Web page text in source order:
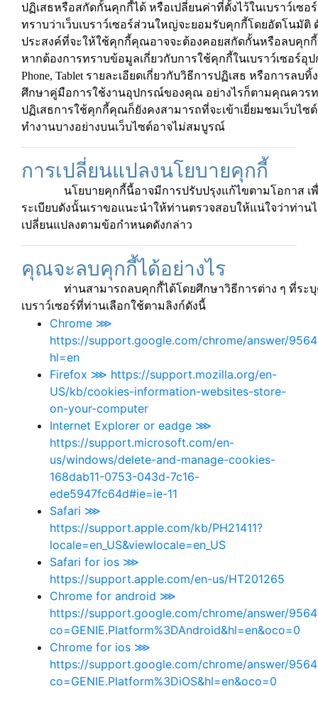
ปฏิเสธหรือสกัดกั้นคุกกี้ได้ หรือเปลี่ยนค่าที่ตั้งไว้ในเบราว์เซ
ทราบว่าเว็บเบราว์เซอร์ส่วนใหญ่จะยอมรับคุกกี้โดยอัตโนมั
ประสงค์ที่จะให้ใช้คุกกี้คุณอาจจะต้องคอยสกัดกั้นหรือลบคุกกี้
หากต้องการทราบข้อมูลเกี่ยวกับการใช้คุกกี้ในเบราว์เซอร์อุป
Phone, Tablet รายละเอียดเกี่ยวกับวิธีการปฏิเสธ หรือการลบ
ศึกษาคู่มือการใช้งานอุปกรณ์ของคุณ อย่างไรก็ตามคุณควร
ปฏิเสธการใช้คุกกี้คุณก็ยังคงสามารถที่จะเข้าเยี่ยมชมเว็บไซ
ทำงานบางอย่างบนเว็บไซต์อาจไม่สมบูรณ์
การเปลี่ยนแปลงนโยบายคุกกี้
นโยบายคุกกี้นี้อาจมีการปรับปรุงแก้ไขตามโอกาส เพื่
ระเบียบดังนั้นเราขอแนะนำให้ท่านตรวจสอบให้แน่ใจว่าท่านไ
เปลี่ยนแปลงตามข้อกำหนดดังกล่าว
คุณจะลบคุกกี้ได้อย่างไร
ท่านสามารถลบคุกกี้ได้โดยศึกษาวิธีการต่าง ๆ ที่ระบุต
เบราว์เซอร์ที่ท่านเลือกใช้ตามลิงก์ดังนี้
Chrome ⋙
https://support.google.com/chrome/answer/
hl=en
Firefox ⋙ https://support.mozilla.org/en-
US/kb/cookies-information-websites-store-
on-your-computer
Internet Explorer or eadge ⋙
https://support.microsoft.com/en-
us/windows/delete-and-manage-cookies-
168dab11-0753-043d-7c16-
ede5947fc64d#ie=ie-11
Safari ⋙
https://support.apple.com/kb/PH21411?
locale=en_US&viewlocale=en_US
Safari for ios ⋙
https://support.apple.com/en-us/HT201265
Chrome for android ⋙
https://support.google.com/chrome/answer/
co=GENIE.Platform%3DAndroid&hl=en&oco=0
Chrome for ios ⋙
https://support.google.com/chrome/answer/
co=GENIE.Platform%3DiOS&hl=en&oco=0